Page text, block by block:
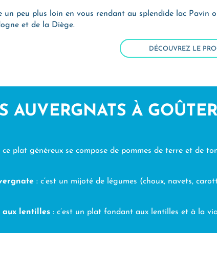
un peu plus loin en vous rendant au splendide lac
et de la Diège.
DÉCOUVREZ LE
AUVERGNATS À
ce plat généreux se compose de pommes de terre et de
: c’est un mijoté de légumes (choux, navets,
aux lentilles : c’est un plat fondant aux lentilles et à la